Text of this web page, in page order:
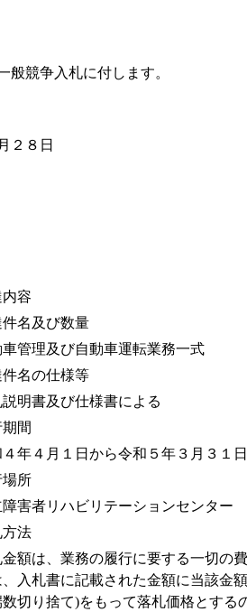
般競争入札に付します。
２８日
容
名及び数量
車管理及び自動車運転業務一式
名の仕様等
説明書及び仕様書による
間
年４月１日から令和５年３月３１
場所
障害者リハビリテーションセンター
方法
金額は、業務の履行に要する一切の
入札書に記載された金額に当該金
切り捨て)をもって落札価格とする